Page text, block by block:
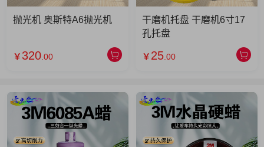
抛光机 奥斯特A6抛光机
￥ 320 .00
干磨机托盘 干磨机6寸17
孔托盘
￥ 25 .00